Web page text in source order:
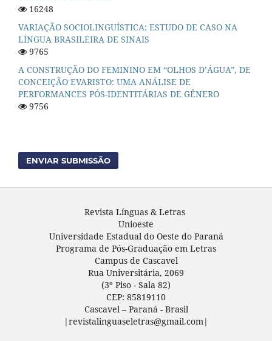
16248
VARIAÇÃO SOCIOLINGUÍSTICA: ESTUDO DE CASO NA
LÍNGUA BRASILEIRA DE SINAIS
9765
A CONSTRUÇÃO DO FEMININO EM “OLHOS D’ÁGUA”, DE
CONCEIÇÃO EVARISTO: UMA ANÁLISE DE
PERFORMANCES PÓS-IDENTITÁRIAS DE GÊNERO
9756
ENVIAR SUBMISSÃO
Revista Línguas & Letras
Unioeste
Universidade Estadual do Oeste do Paraná
Programa de Pós-Graduação em Letras
Campus de Cascavel
Rua Universitária, 2069
(3º Piso - Sala 82)
CEP: 85819110
Cascavel – Paraná - Brasil
|revistalinguaseletras@gmail.com|